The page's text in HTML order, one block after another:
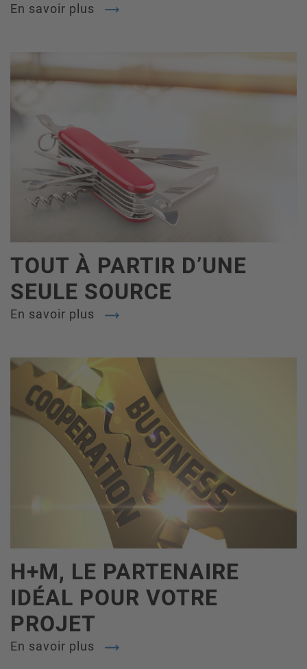
En savoir plus
TOUT À PARTIR D’UNE
SEULE SOURCE
En savoir plus
H+M, LE PARTENAIRE
IDÉAL POUR VOTRE
PROJET
En savoir plus